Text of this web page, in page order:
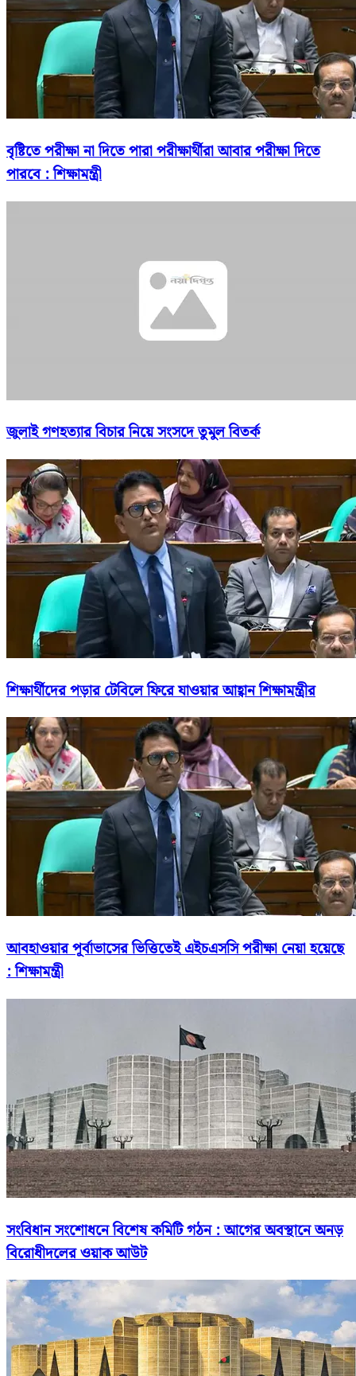
বৃষ্টিতে পরীক্ষা না দিতে পারা পরীক্ষার্থীরা আবার পরীক্ষা দিতে
পারবে : শিক্ষামন্ত্রী
জুলাই গণহত্যার বিচার নিয়ে সংসদে তুমুল বিতর্ক
শিক্ষার্থীদের পড়ার টেবিলে ফিরে যাওয়ার আহ্বান শিক্ষামন্ত্রীর
আবহাওয়ার পূর্বাভাসের ভিত্তিতেই এইচএসসি পরীক্ষা নেয়া হয়েছে
: শিক্ষামন্ত্রী
সংবিধান সংশোধনে বিশেষ কমিটি গঠন : আগের অবস্থানে অনড়
বিরোধীদলের ওয়াক আউট